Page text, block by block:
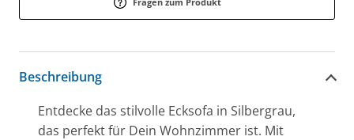
Beschreibung
Entdecke das stilvolle Ecksofa in Silbergrau,
das perfekt für Dein Wohnzimmer ist. Mit